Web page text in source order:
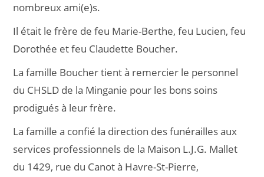
nombreux ami(e)s.
Il était le frère de feu Marie-Berthe, feu Lucien, feu
Dorothée et feu Claudette Boucher.
La famille Boucher tient à remercier le personnel
du CHSLD de la Minganie pour les bons soins
prodigués à leur frère.
La famille a confié la direction des funérailles aux
services professionnels de la Maison L.J.G. Mallet
du 1429, rue du Canot à Havre-St-Pierre,